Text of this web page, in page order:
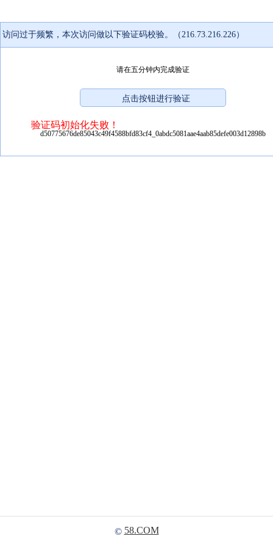
访问过于频繁，本次访问做以下验证码校验。（216.73.216.226）
请在五分钟内完成验证
验证码初始化失败！
d50775676de85043c49f4588bfd83cf4_0abdc5081aae4aab85defe003d12898b
© 58.COM